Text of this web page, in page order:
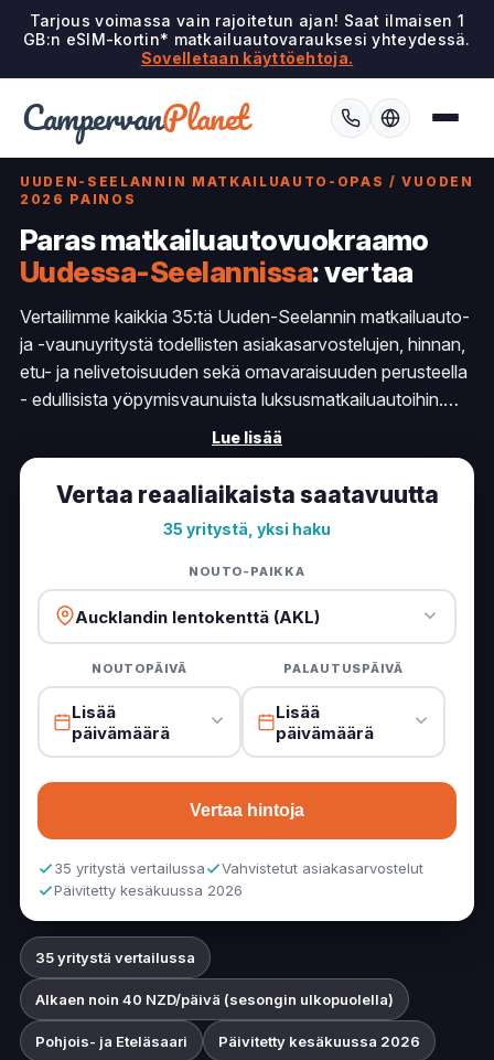
Tarjous voimassa vain rajoitetun ajan! Saat ilmaisen 1
GB:n eSIM-kortin* matkailuautovarauksesi yhteydessä.
Sovelletaan käyttöehtoja.
CampervanPlanet
UUDEN-SEELANNIN MATKAILUAUTO-OPAS / VUODEN
2026 PAINOS
Paras matkailuautovuokraamo
Uudessa-Seelannissa: vertaa
Vertailimme kaikkia 35:tä Uuden-Seelannin matkailuauto-
ja -vaunuyritystä todellisten asiakasarvostelujen, hinnan,
etu- ja nelivetoisuuden sekä omavaraisuuden perusteella
- edullisista yöpymisvaunuista luksusmatkailuautoihin.
Katso, kuka on ykkönen pohjoisesta eteläsaarelle
suuntautuvalla road tripillä ja hiihtokauden
alppimaisemissa Etelä-saarella, sekä miten valita
JUCY
Maui,Britz, Apollo, Mad Campers ja Wilderness, mistä
löytää menolippuja ja 1 dollarin siirtymistarjouksia, miten
Cookin salmen lautta yhdistää nämä kaksi saarta ja mitä
vihreä itsenäisen leiriytyminen -kortti (jossa vaaditaan
nykyään kiinteää WC:tä) tarkoittaa vapaalle leiriytyminen
vuokra-autolla.
Lue lisää
35 yritystä vertailussa
Alkaen noin 40 NZD/päivä (sesongin ulkopuolella)
Pohjois- ja Eteläsaari Päivitetty kesäkuussa 2026
Vertaa reaaliaikaista saatavuutta
35 yritystä, yksi haku
NOUTO-PAIKKA
Aucklandin lentokenttä (AKL)
NOUTOPÄIVÄ
Lisää
päivämäärä
PALAUTUSPÄIVÄ
Lisää
päivämäärä
Vertaa hintoja
35 yritystä vertailussa
Vahvistetut asiakasarvostelut
Päivitetty kesäkuussa 2026